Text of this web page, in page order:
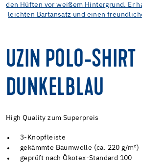
UZIN POLO-SHIRT
DUNKELBLAU
High Quality zum Superpreis
3-Knopfleiste
gekämmte Baumwolle (ca. 220 g/m²)
geprüft nach Ökotex-Standard 100